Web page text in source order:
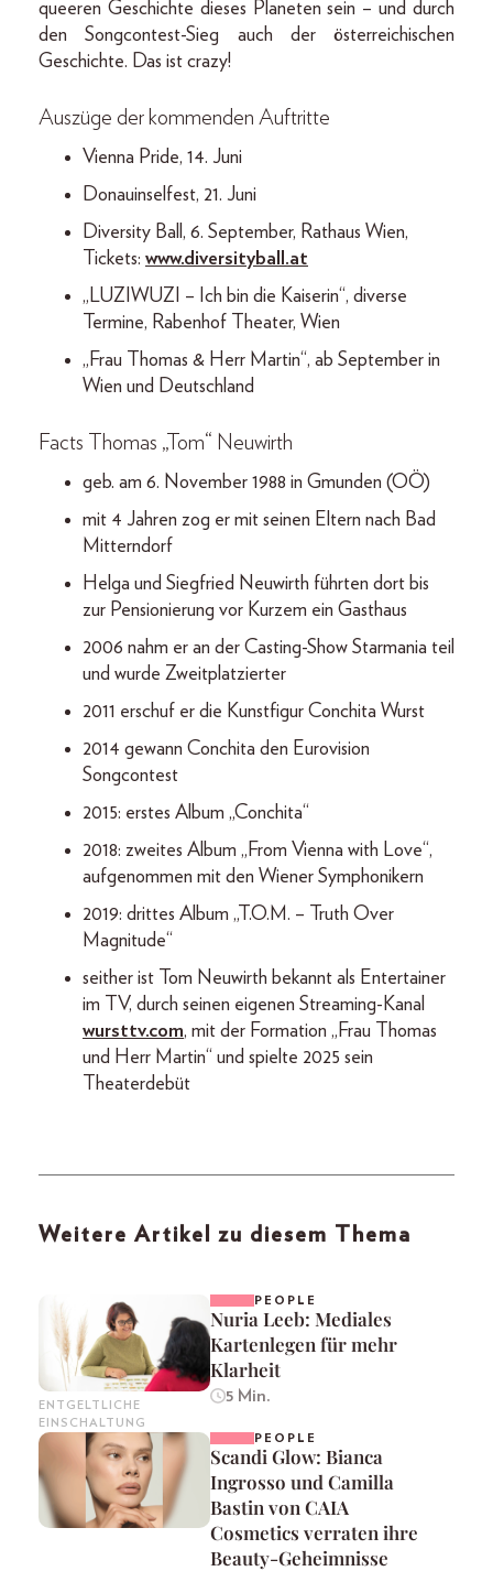
queeren Geschichte dieses Planeten sein – und durch
den Songcontest-Sieg auch der österreichischen
Geschichte. Das ist crazy!
Auszüge der kommenden Auftritte
Vienna Pride, 14. Juni
Donauinselfest, 21. Juni
Diversity Ball, 6. September, Rathaus Wien,
Tickets: www.diversityball.at
„LUZIWUZI – Ich bin die Kaiserin“, diverse
Termine, Rabenhof Theater, Wien
„Frau Thomas & Herr Martin“, ab September in
Wien und Deutschland
Facts Thomas „Tom“ Neuwirth
geb. am 6. November 1988 in Gmunden (OÖ)
mit 4 Jahren zog er mit seinen Eltern nach Bad
Mitterndorf
Helga und Siegfried Neuwirth führten dort bis
zur Pensionierung vor Kurzem ein Gasthaus
2006 nahm er an der Casting-Show Starmania teil
und wurde Zweitplatzierter
2011 erschuf er die Kunstfigur Conchita Wurst
2014 gewann Conchita den Eurovision
Songcontest
2015: erstes Album „Conchita“
2018: zweites Album „From Vienna with Love“,
aufgenommen mit den Wiener Symphonikern
2019: drittes Album „T.O.M. – Truth Over
Magnitude“
seither ist Tom Neuwirth bekannt als Entertainer
im TV, durch seinen eigenen Streaming-Kanal
wursttv.com, mit der Formation „Frau Thomas
und Herr Martin“ und spielte 2025 sein
Theaterdebüt
Weitere Artikel zu diesem Thema
ENTGELTLICHE
EINSCHALTUNG
PEOPLE
Nuria Leeb: Mediales
Kartenlegen für mehr
Klarheit
5 Min.
PEOPLE
Scandi Glow: Bianca
Ingrosso und Camilla
Bastin von CAIA
Cosmetics verraten ihre
Beauty-Geheimnisse